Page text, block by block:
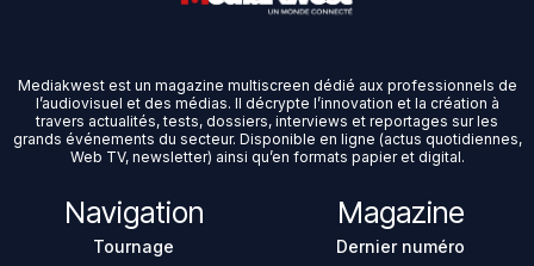
Mediakwest est un magazine multiscreen dédié aux professionnels de
l’audiovisuel et des médias. Il décrypte l’innovation et la création à
travers actualités, tests, dossiers, interviews et reportages sur les
grands événements du secteur. Disponible en ligne (actus quotidiennes,
Web TV, newsletter) ainsi qu’en formats papier et digital.
Navigation
Tournage
Magazine
Dernier numéro